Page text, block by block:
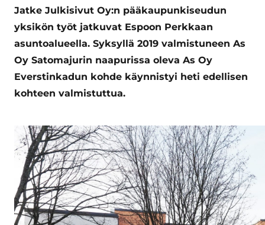
Jatke Julkisivut Oy:n pääkaupunkiseudun
yksikön työt jatkuvat Espoon Perkkaan
asuntoalueella. Syksyllä 2019 valmistuneen As
Oy Satomajurin naapurissa oleva As Oy
Everstinkadun kohde käynnistyi heti edellisen
kohteen valmistuttua.